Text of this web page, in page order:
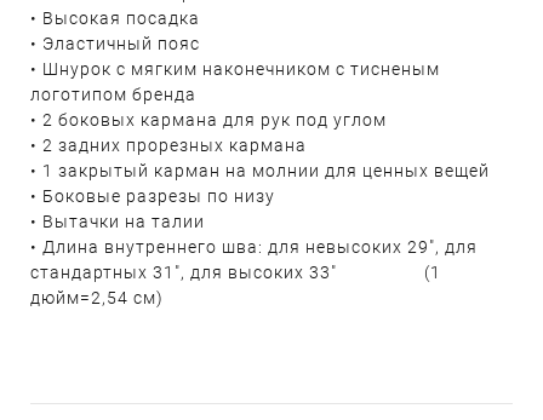
• Высокая посадка
• Эластичный пояс
• Шнурок с мягким наконечником с тисненым
логотипом бренда
• 2 боковых кармана для рук под углом
• 2 задних прорезных кармана
• 1 закрытый карман на молнии для ценных вещей
• Боковые разрезы по низу
• Вытачки на талии
• Длина внутреннего шва: для невысоких 29", для
стандартных 31", для высоких 33" (1
дюйм=2,54 см)